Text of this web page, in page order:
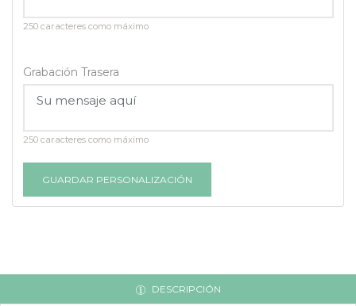
250 caracteres como máximo
Grabación Trasera
250 caracteres como máximo
GUARDAR PERSONALIZACIÓN
DESCRIPCIÓN